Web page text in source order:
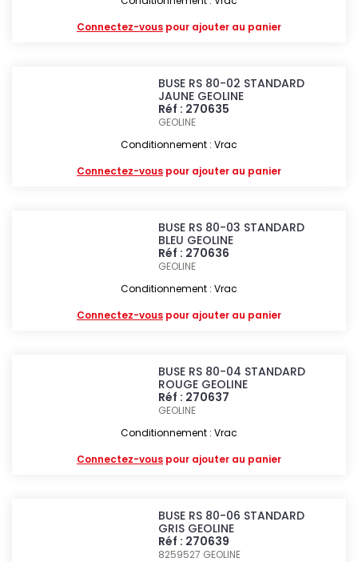
Connectez-vous pour ajouter au panier
BUSE RS 80-02 STANDARD
JAUNE GEOLINE
Réf : 270635
GEOLINE
Conditionnement : Vrac
Connectez-vous pour ajouter au panier
BUSE RS 80-03 STANDARD
BLEU GEOLINE
Réf : 270636
GEOLINE
Conditionnement : Vrac
Connectez-vous pour ajouter au panier
BUSE RS 80-04 STANDARD
ROUGE GEOLINE
Réf : 270637
GEOLINE
Conditionnement : Vrac
Connectez-vous pour ajouter au panier
BUSE RS 80-06 STANDARD
GRIS GEOLINE
Réf : 270639
8259527 GEOLINE